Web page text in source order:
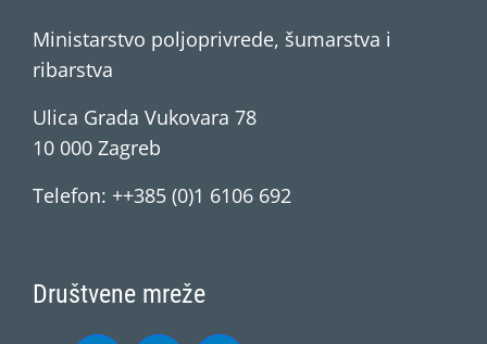
Ministarstvo poljoprivrede, šumarstva i
ribarstva
Ulica Grada Vukovara 78
10 000 Zagreb
Telefon: ++385 (0)1 6106 692
Društvene mreže